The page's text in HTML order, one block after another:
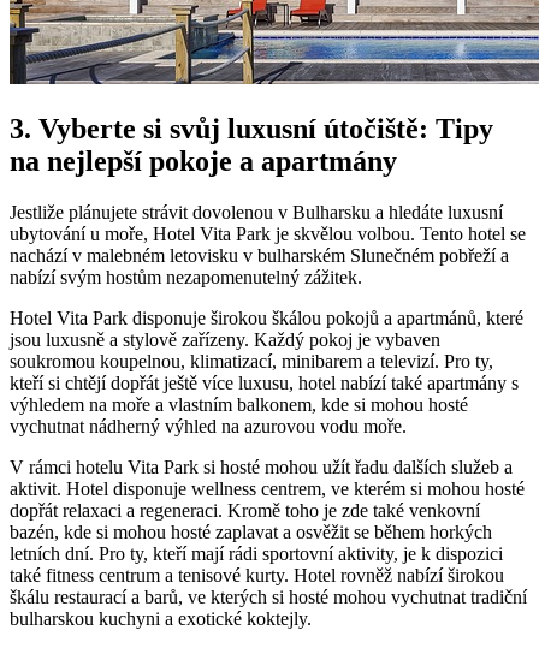
3. Vyberte si svůj luxusní útočiště: Tipy
na nejlepší pokoje a apartmány
Jestliže plánujete strávit dovolenou v Bulharsku a hledáte luxusní
ubytování u moře, Hotel Vita Park je skvělou volbou. Tento hotel se
nachází v malebném letovisku v bulharském Slunečném pobřeží a
nabízí svým hostům nezapomenutelný zážitek.
Hotel Vita Park disponuje širokou škálou pokojů a apartmánů, které
jsou luxusně a stylově zařízeny. Každý pokoj je vybaven
soukromou koupelnou, klimatizací, minibarem a televizí. Pro ty,
kteří si chtějí dopřát ještě více luxusu, hotel nabízí také apartmány s
výhledem na moře a vlastním balkonem, kde si mohou hosté
vychutnat nádherný výhled na azurovou vodu moře.
V rámci hotelu Vita Park si hosté mohou užít řadu dalších služeb a
aktivit. Hotel disponuje wellness centrem, ve kterém si mohou hosté
dopřát relaxaci a regeneraci. Kromě toho je zde také venkovní
bazén, kde si mohou hosté zaplavat a osvěžit se během horkých
letních dní. Pro ty, kteří mají rádi sportovní aktivity, je k dispozici
také fitness centrum a tenisové kurty. Hotel rovněž nabízí širokou
škálu restaurací a barů, ve kterých si hosté mohou vychutnat tradiční
bulharskou kuchyni a exotické koktejly.